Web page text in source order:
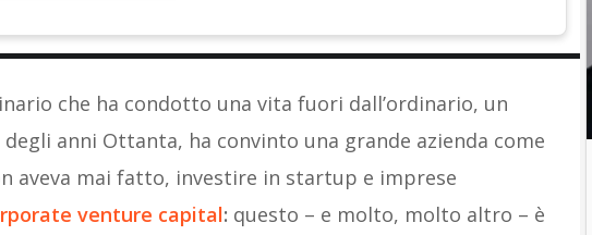
che ha condotto una vita fuori dall’ordinario, un
anni Ottanta, ha convinto una grande azienda come
aveva mai fatto, investire in startup e imprese
venture capital: questo – e molto, molto altro – è